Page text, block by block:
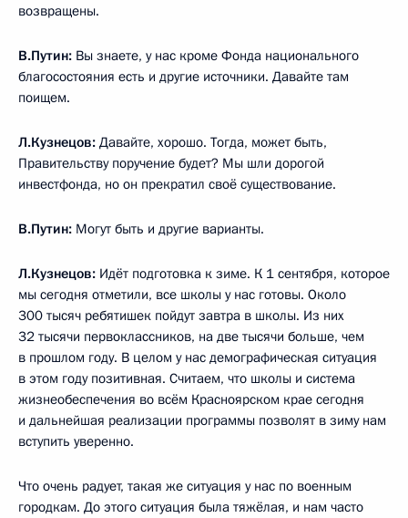
возвращены.
В.Путин: Вы знаете, у нас кроме Фонда национального
благосостояния есть и другие источники. Давайте там
поищем.
Л.Кузнецов: Давайте, хорошо. Тогда, может быть,
Правительству поручение будет? Мы шли дорогой
инвестфонда, но он прекратил своё существование.
В.Путин: Могут быть и другие варианты.
Л.Кузнецов: Идёт подготовка к зиме. К 1 сентября, которое
мы сегодня отметили, все школы у нас готовы. Около
300 тысяч ребятишек пойдут завтра в школы. Из них
32 тысячи первоклассников, на две тысячи больше, чем
в прошлом году. В целом у нас демографическая ситуация
в этом году позитивная. Считаем, что школы и система
жизнеобеспечения во всём Красноярском крае сегодня
и дальнейшая реализации программы позволят в зиму нам
вступить уверенно.
Что очень радует, такая же ситуация у нас по военным
городкам. До этого ситуация была тяжёлая, и нам часто